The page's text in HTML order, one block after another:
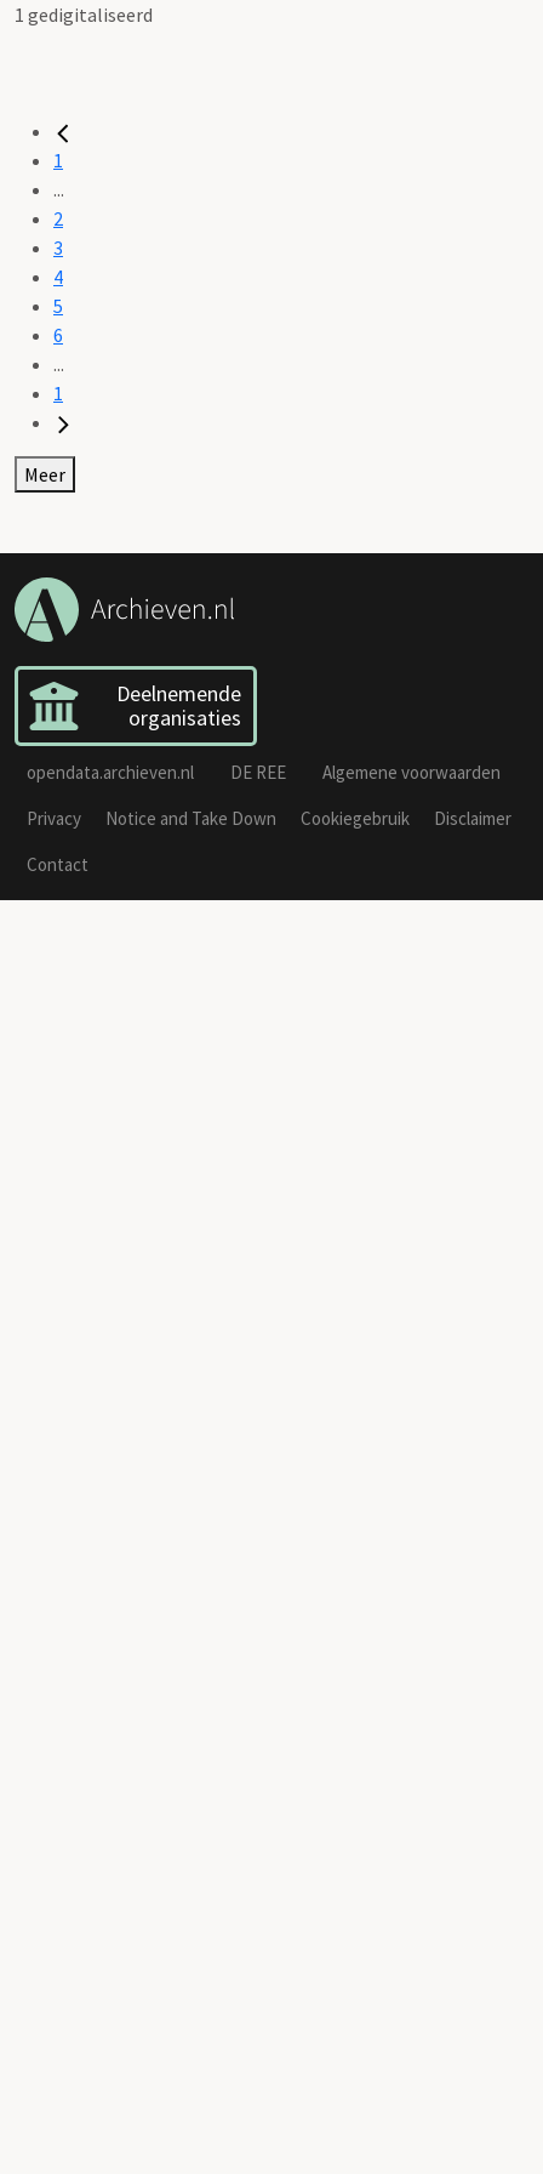
1 gedigitaliseerd
1
...
2
3
4
5
6
...
1
Meer
Deelnemende
organisaties
opendata.archieven.nl DE REE
Algemene voorwaarden
Privacy
Notice and Take Down Cookiegebruik
Disclaimer
Contact